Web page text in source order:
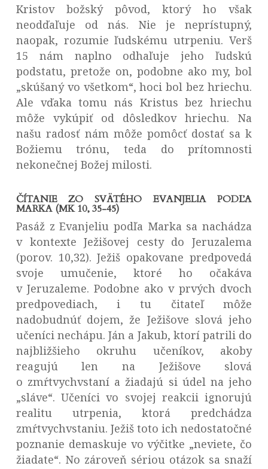
Kristov božský pôvod, ktorý ho však
neodďaľuje od nás. Nie je neprístupný,
naopak, rozumie ľudskému utrpeniu. Verš
15 nám naplno odhaľuje jeho ľudskú
podstatu, pretože on, podobne ako my, bol
„skúšaný vo všetkom“, hoci bol bez hriechu.
Ale vďaka tomu nás Kristus bez hriechu
môže vykúpiť od dôsledkov hriechu. Na
našu radosť nám môže pomôcť dostať sa k
Božiemu trónu, teda do prítomnosti
nekonečnej Božej milosti.
ČÍTANIE ZO SVÄTÉHO EVANJELIA PODĽA
MARKA (MK 10, 35-45)
Pasáž z Evanjeliu podľa Marka sa nachádza
v kontexte Ježišovej cesty do Jeruzalema
(porov. 10,32). Ježiš opakovane predpovedá
svoje umučenie, ktoré ho očakáva
v Jeruzaleme. Podobne ako v prvých dvoch
predpovediach, i tu čitateľ môže
nadobudnúť dojem, že Ježišove slová jeho
učeníci nechápu. Ján a Jakub, ktorí patrili do
najbližšieho okruhu učeníkov, akoby
reagujú len na Ježišove slová
o zmŕtvychvstaní a žiadajú si údel na jeho
„sláve“. Učeníci vo svojej reakcii ignorujú
realitu utrpenia, ktorá predchádza
zmŕtvychvstaniu. Ježiš toto ich nedostatočné
poznanie demaskuje vo výčitke „neviete, čo
žiadate“. No zároveň sériou otázok sa snaží